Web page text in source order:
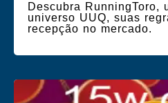
Descubra RunningToro,
universo UUQ, suas
recepção no mercado.